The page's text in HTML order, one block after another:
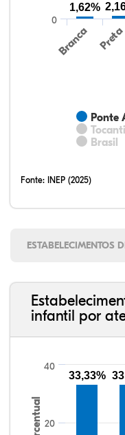
Ponte
Brasil
Branca Preta
0
1,62%
Fonte: INEP (2025)
ESTABELECIMENTOS
infantil por
Percentual 20
40
33,33%